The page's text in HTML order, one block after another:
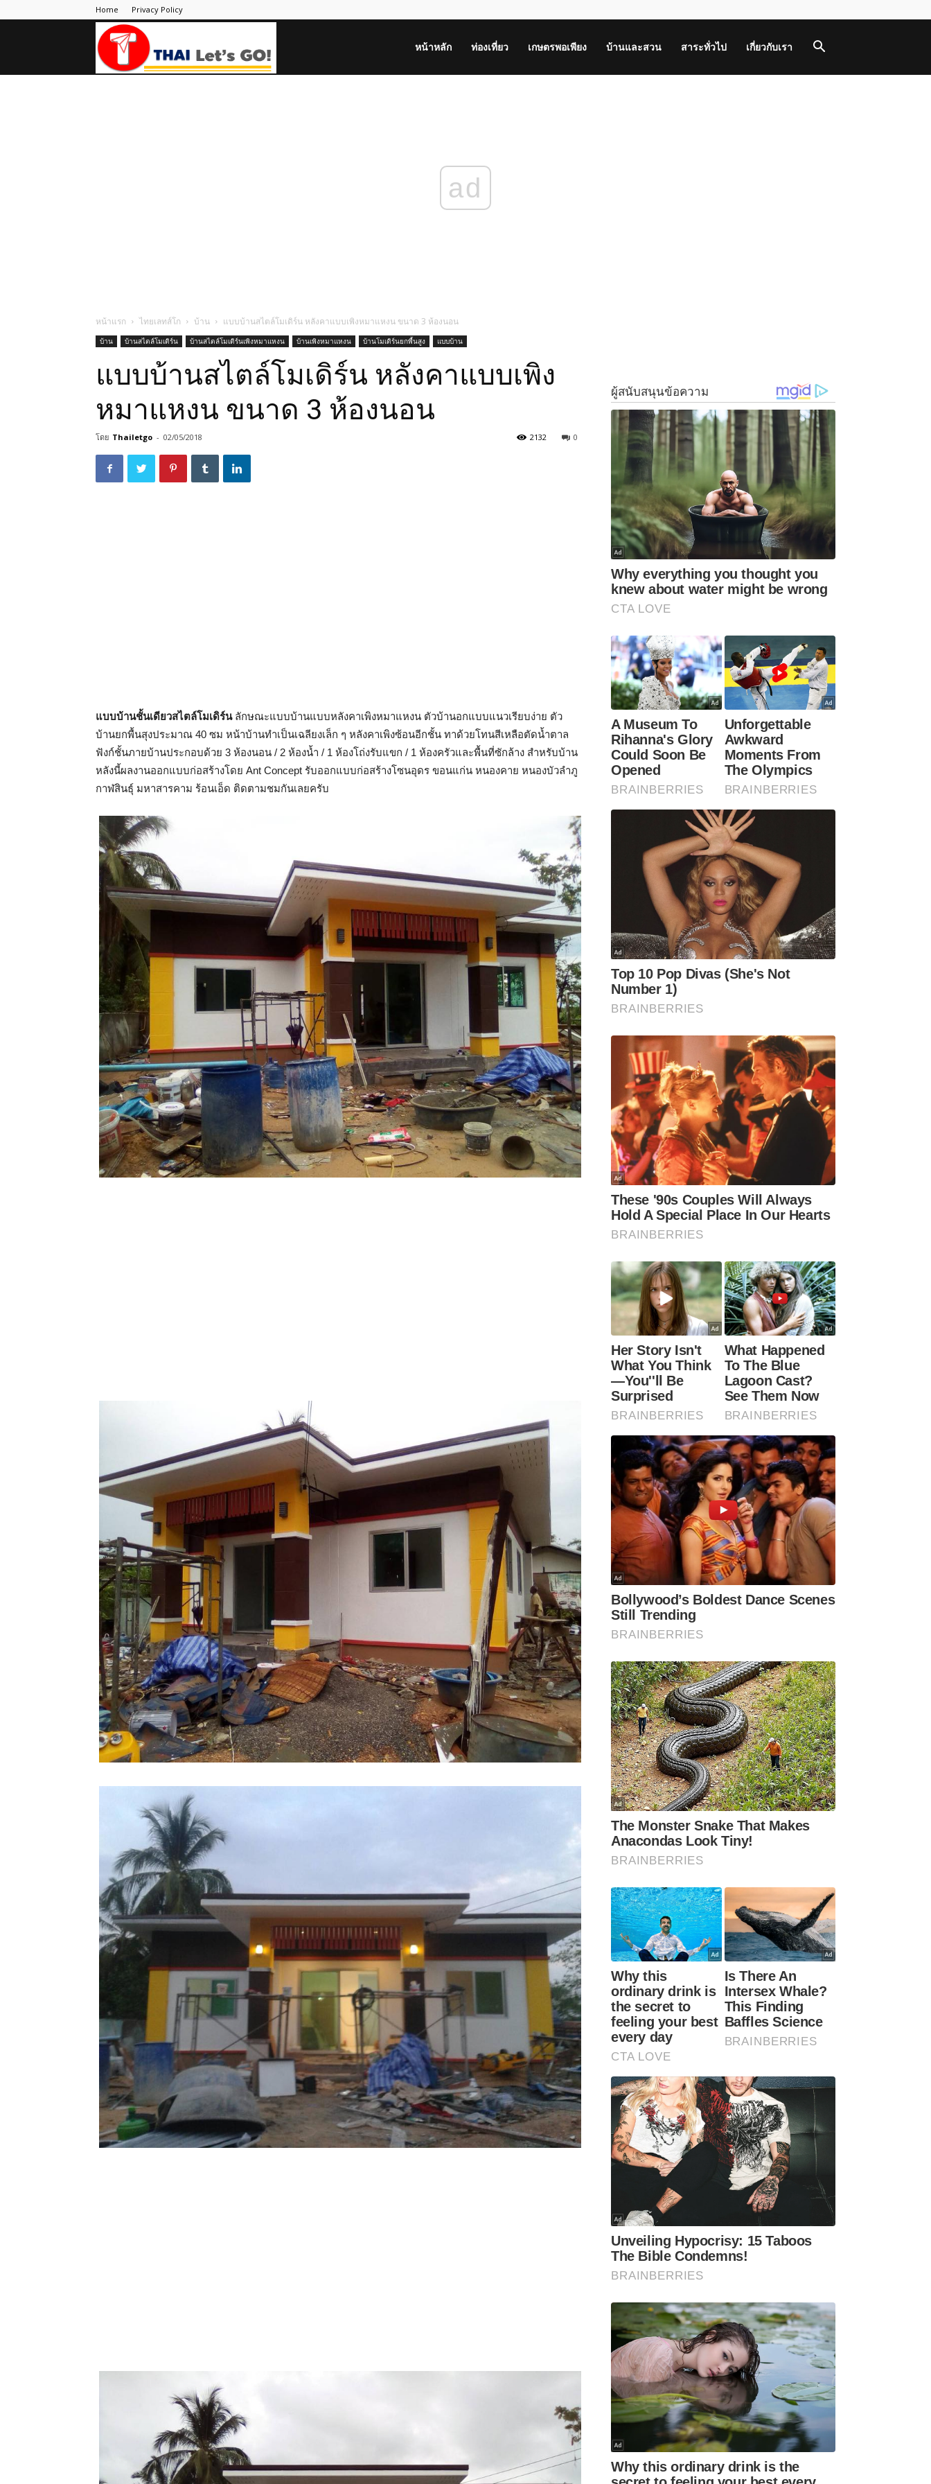
Home Privacy Policy
หน้าหลัก ท่องเที่ยว เกษตรพอเพียง บ้านและสวน สาระทั่วไป เกี่ยวกับเรา
ad
หน้าแรก ไทยเลทส์โก บ้าน แบบบ้านสไตล์โมเดิร์น หลังคาแบบเพิงหมาแหงน ขนาด 3 ห้องนอน
บ้าน บ้านสไตล์โมเดิร์น บ้านสไตล์โมเดิร์นเพิงหมาแหงน บ้านเพิงหมาแหงน บ้านโมเดิร์นยกพื้นสูง แบบบ้าน
แบบบ้านสไตล์โมเดิร์น หลังคาแบบเพิง
หมาแหงน ขนาด 3 ห้องนอน
โดย Thailetgo - 02/05/2018 0
2132
แบบบ้านชั้นเดียวสไตล์โมเดิร์นลักษณะแบบบ้านแบบหลังคาเพิงหมาแหงน ตัวบ้านอกแบบแนวเรียบง่าย ตัว
บ้านยกพื้นสุงประมาณ 40 ซม หน้าบ้านทำเป็นเฉลียงเล็ก ๆ หลังคาเพิงซ้อนอีกชั้น ทาด้วยโทนสีเหลือตัดน้ำตาล
ฟังก์ชั้นภายบ้านประกอบด้วย 3 ห้องนอน / 2 ห้องน้ำ / 1 ห้องโถ่งรับแขก / 1 ห้องครัวและพื้นที่ซักล้าง สำหรับบ้าน
หลังนี้ผลงานออกแบบก่อสร้างโดย Ant Concept รับออกแบบก่อสร้างโซนอุดร ขอนแก่น หนองคาย หนองบัวลำภู
กาฬสินธุ์ มหาสารคาม ร้อนเอ็ด ติดตามชมกันเลยครับ